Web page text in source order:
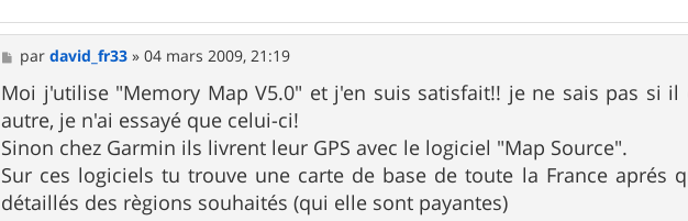
M
e
s
s
a
g
e
pardavid_fr33 »04 mars 2009, 21:19
Moi j'utilise "Memory Map V5.0" et j'en suis satisfait!! je ne sais pas si
autre, je n'ai essayé que celui-ci!
Sinon chez Garmin ils livrent leur GPS avec le logiciel "Map Source".
Sur ces logiciels tu trouve une carte de base de toute la France aprés
détaillés des règions souhaités (qui elle sont payantes)